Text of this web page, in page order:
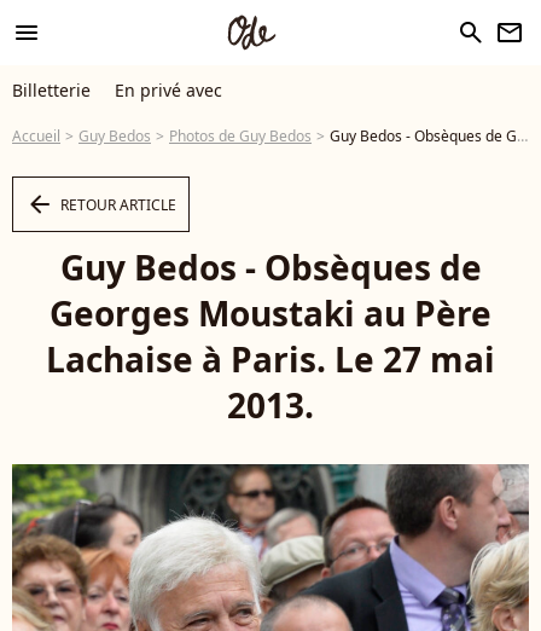
menu search newsletter
Billetterie En privé avec
Accueil Guy Bedos Photos de Guy Bedos Guy Bedos - Obsèques de Georges Moustaki au Père Lachaise à Paris. Le 27 mai 2013. - Photo
arrow_left RETOUR ARTICLE
Guy Bedos - Obsèques de
Georges Moustaki au Père
Lachaise à Paris. Le 27 mai
2013.